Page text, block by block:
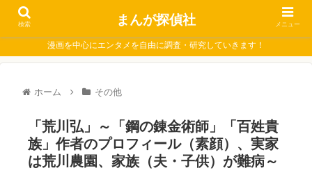
漫画を中心にエンタメを自由に調査・研究していきます！
ホーム その他
「荒川弘」～「鋼の錬金術師」「百姓貴
族」作者のプロフィール（素顔）、実家
は荒川農園、家族（夫・子供）が難病～
検索 まんが探偵社 メニュー